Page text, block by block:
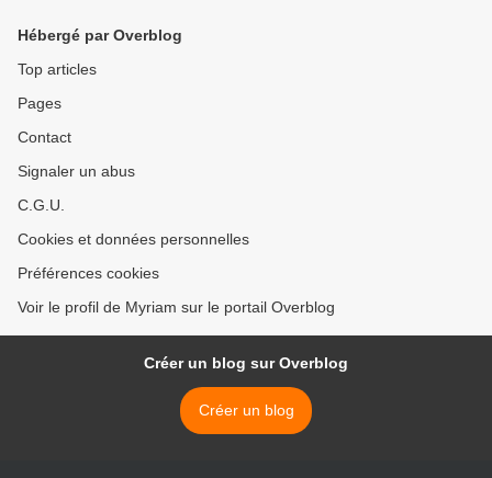
Hébergé par Overblog
Top articles
Pages
Contact
Signaler un abus
C.G.U.
Cookies et données personnelles
Préférences cookies
Voir le profil de Myriam sur le portail Overblog
Créer un blog sur Overblog
Créer un blog